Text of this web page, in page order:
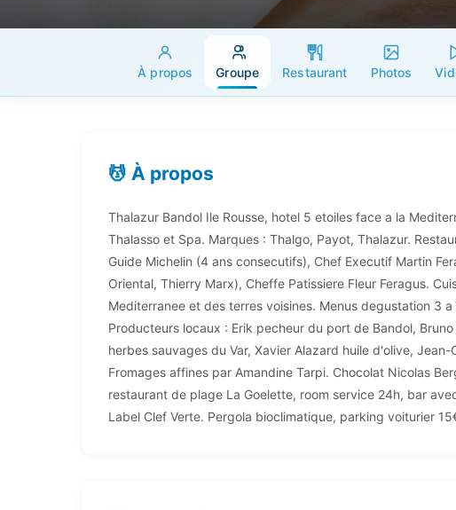
À propos Groupe Restaurant Photos
💆 À propos
Thalazur Bandol Ile Rousse, hotel 5 etoiles face a la
Thalasso et Spa. Marques : Thalgo, Payot, Thalazur.
Guide Michelin (4 ans consecutifs), Chef Executif Martin
Oriental, Thierry Marx), Cheffe Patissiere Fleur Feragus.
Mediterranee et des terres voisines. Menus degustation 3
Producteurs locaux : Erik pecheur du port de Bandol,
herbes sauvages du Var, Xavier Alazard huile d'olive,
Fromages affines par Amandine Tarpi. Chocolat Nicolas
restaurant de plage La Goelette, room service 24h, bar
Label Clef Verte. Pergola bioclimatique, parking voiturier